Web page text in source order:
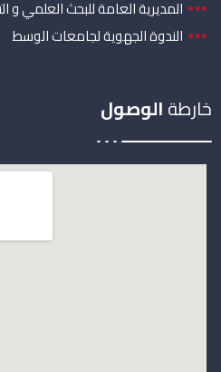
المديرية العامة للبحث العلمي و
الندوة الجهوية لجامعات الوسط
خارطةالوصول